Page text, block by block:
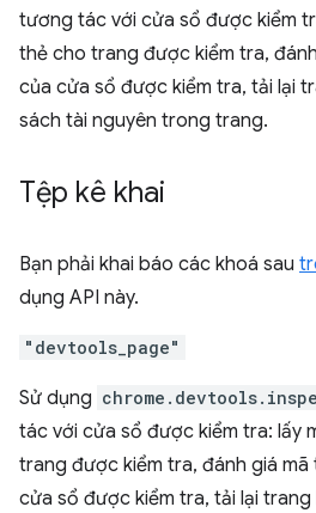
tương tác với cửa sổ được kiểm
thẻ cho trang được kiểm tra,
của cửa sổ được kiểm tra, tải lại
sách tài nguyên trong trang.
Tệp kê khai
Bạn phải khai báo các khoá sau
dụng API này.
"devtools_page"
Sử dụng
tác với cửa sổ được kiểm tra: lấy
trang được kiểm tra, đánh giá
cửa sổ được kiểm tra, tải lại